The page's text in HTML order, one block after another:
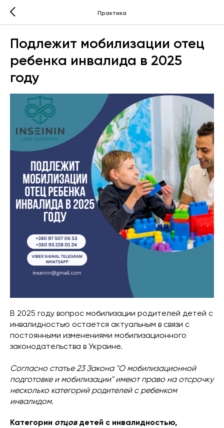
Практика
Подлежит мобилизации отец
ребенка инвалида в 2025
году
В 2025 году вопрос мобилизации родителей детей с
инвалидностью остается актуальным в связи с
постоянными изменениями мобилизационного
законодательства в Украине.
Согласно статье 23 Закона "О мобилизационной
подготовке и мобилизации" имеют право на отсрочку
несколько категорий родителей с ребенком
инвалидом.
Категории отцовдетей с инвалидностью,